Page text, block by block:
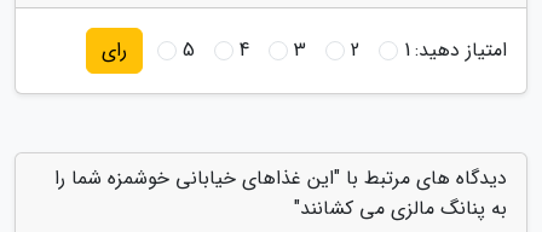
امتیاز دهید:1
2
3
4
5 رای
دیدگاه های مرتبط با "این غذاهای خیابانی خوشمزه شما را
به پنانگ مالزی می کشانند"